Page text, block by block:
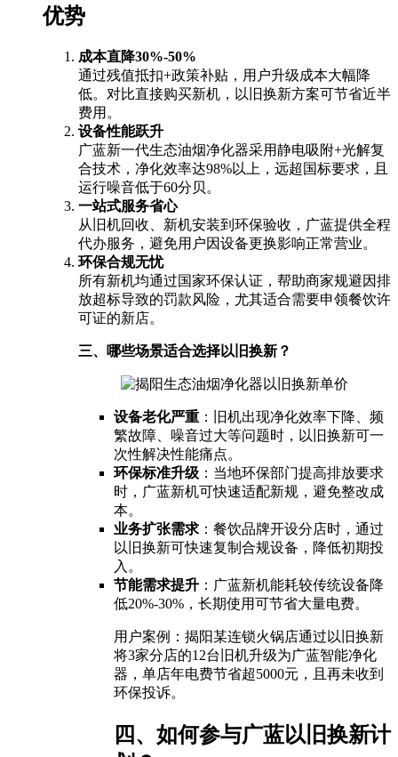
优势
成本直降30%-50%
通过残值抵扣+政策补贴，用户升级成本大幅降
低。对比直接购买新机，以旧换新方案可节省近半
费用。
设备性能跃升
广蓝新一代生态油烟净化器采用静电吸附+光解复
合技术，净化效率达98%以上，远超国标要求，且
运行噪音低于60分贝。
一站式服务省心
从旧机回收、新机安装到环保验收，广蓝提供全程
代办服务，避免用户因设备更换影响正常营业。
环保合规无忧
所有新机均通过国家环保认证，帮助商家规避因排
放超标导致的罚款风险，尤其适合需要申领餐饮许
可证的新店。
三、哪些场景适合选择以旧换新？
设备老化严重 ：旧机出现净化效率下降、频
繁故障、噪音过大等问题时，以旧换新可一
次性解决性能痛点。
环保标准升级 ：当地环保部门提高排放要求
时，广蓝新机可快速适配新规，避免整改成
本。
业务扩张需求 ：餐饮品牌开设分店时，通过
以旧换新可快速复制合规设备，降低初期投
入。
节能需求提升 ：广蓝新机能耗较传统设备降
低20%-30%，长期使用可节省大量电费。
用户案例：揭阳某连锁火锅店通过以旧换新
将3家分店的12台旧机升级为广蓝智能净化
器，单店年电费节省超5000元，且再未收到
环保投诉。
四、如何参与广蓝以旧换新计